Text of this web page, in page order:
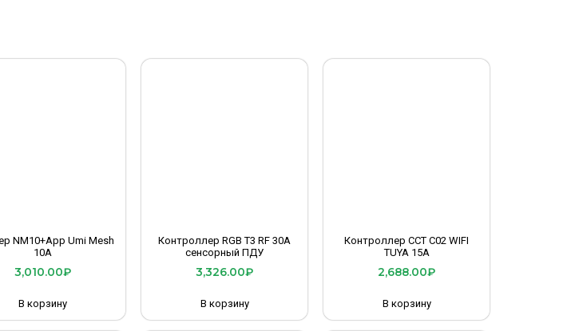
NM10+App Umi Mesh
10A
3,010.00₽
В корзину
Контроллер RGB T3 RF 30A
сенсорный ПДУ
3,326.00₽
В корзину
Контроллер CCT C02 WIFI
TUYA 15A
2,688.00₽
В корзину